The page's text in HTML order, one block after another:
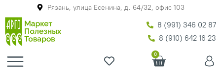
Рязань, улица Есенина, д. 64/32, офис 103
8 (991) 346 02 87
8 (910) 642 16 23
0